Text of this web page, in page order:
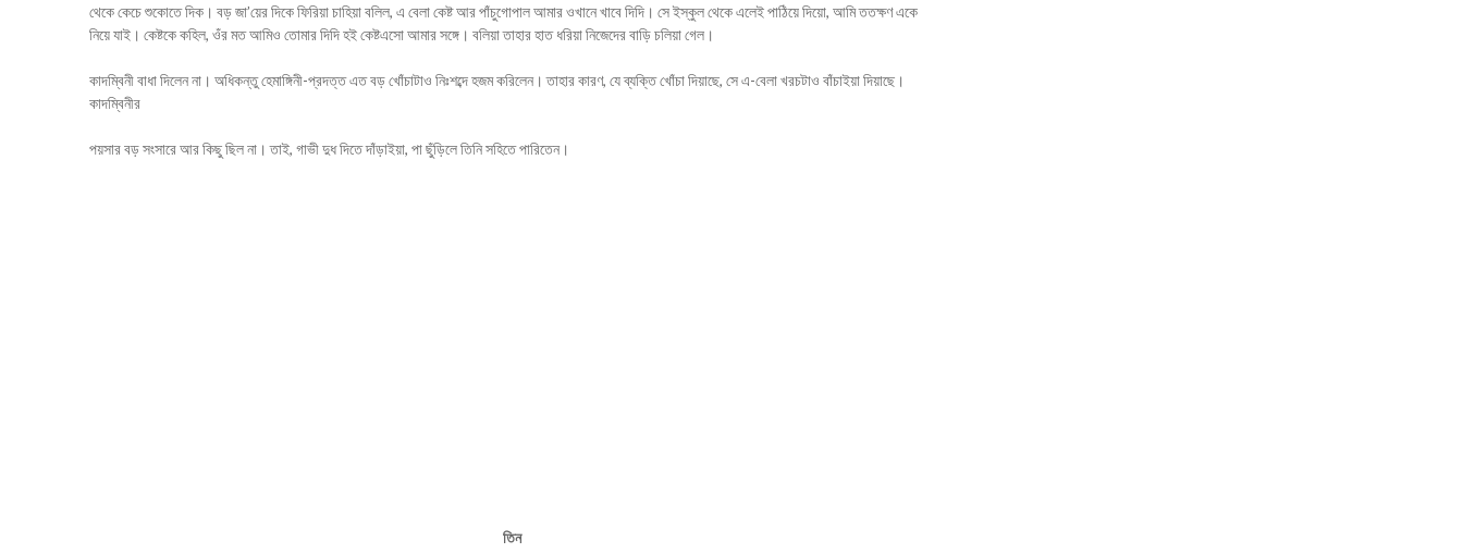
থেকে কেচে শুকোতে দিক। বড় জা’য়ের দিকে ফিরিয়া চাহিয়া বলিল, এ বেলা কেষ্ট আর পাঁচুগোপাল আমার ওখানে খাবে দিদি। সে ইস্কুল থেকে এলেই পাঠিয়ে দিয়ো, আমি ততক্ষণ একে
নিয়ে যাই। কেষ্টকে কহিল, ওঁর মত আমিও তোমার দিদি হই কেষ্টএসো আমার সঙ্গে। বলিয়া তাহার হাত ধরিয়া নিজেদের বাড়ি চলিয়া গেল।
কাদম্বিনী বাধা দিলেন না। অধিকন্তু হেমাঙ্গিনী-প্রদত্ত এত বড় খোঁচাটাও নিঃশব্দে হজম করিলেন। তাহার কারণ, যে ব্যক্তি খোঁচা দিয়াছে, সে এ-বেলা খরচটাও বাঁচাইয়া দিয়াছে।
কাদম্বিনীর
পয়সার বড় সংসারে আর কিছু ছিল না। তাই, গাভী দুধ দিতে দাঁড়াইয়া, পা ছুঁড়িলে তিনি সহিতে পারিতেন।
তিন